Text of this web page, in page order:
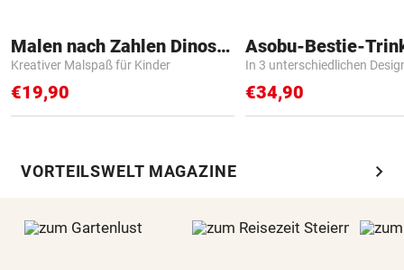
Malen nach Zahlen Dinosaurier
Kreativer Malspaß für Kinder
€19,90
Asobu-Bestie-
In 3 unterschiedlichen
€34,90
VORTEILSWELT MAGAZINE chevron_right